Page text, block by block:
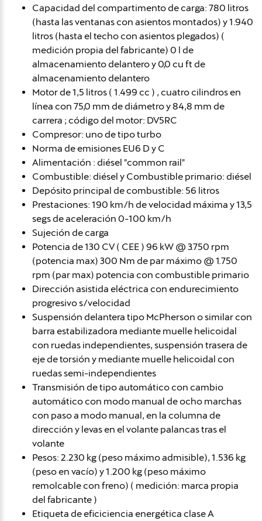
Capacidad del compartimento de carga: 780 litros
(hasta las ventanas con asientos montados) y 1.940
litros (hasta el techo con asientos plegados) (
medición propia del fabricante) 0 l de
almacenamiento delantero y 0,0 cu ft de
almacenamiento delantero
Motor de 1,5 litros ( 1.499 cc ) , cuatro cilindros en
línea con 75,0 mm de diámetro y 84,8 mm de
carrera ; código del motor: DV5RC
Compresor: uno de tipo turbo
Norma de emisiones EU6 D y C
Alimentación : diésel "common rail"
Combustible: diésel y Combustible primario: diésel
Depósito principal de combustible: 56 litros
Prestaciones: 190 km/h de velocidad máxima y 13,5
segs de aceleración 0-100 km/h
Sujeción de carga
Potencia de 130 CV ( CEE ) 96 kW @ 3.750 rpm
(potencia max) 300 Nm de par máximo @ 1.750
rpm (par max) potencia con combustible primario
Dirección asistida eléctrica con endurecimiento
progresivo s/velocidad
Suspensión delantera tipo McPherson o similar con
barra estabilizadora mediante muelle helicoidal
con ruedas independientes, suspensión trasera de
eje de torsión y mediante muelle helicoidal con
ruedas semi-independientes
Transmisión de tipo automático con cambio
automático con modo manual de ocho marchas
con paso a modo manual, en la columna de
dirección y levas en el volante palancas tras el
volante
Pesos: 2.230 kg (peso máximo admisible), 1.536 kg
(peso en vacío) y 1.200 kg (peso máximo
remolcable con freno) ( medición: marca propia
del fabricante )
Etiqueta de eficiciencia energética clase A